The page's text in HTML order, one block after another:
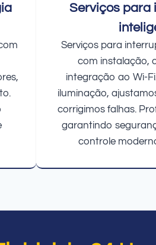
Serviços para
Serviços para
com instalação,
integração ao Wi-
iluminação,
corrigimos falhas.
garantindo
controle